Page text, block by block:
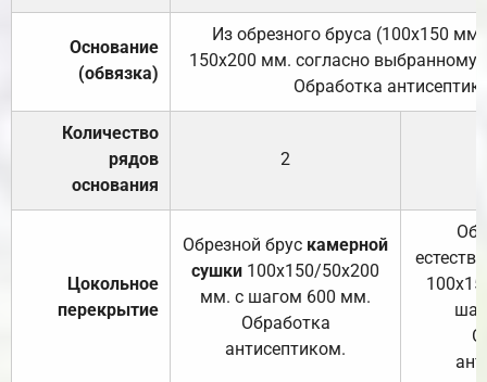
Основание
(обвязка)
Из обрезного бруса (100х150
150х200 мм. согласно выбранному
Обработка
Количество
рядов
основания
2
Цокольное
перекрытие
Обрезной брус камерной
сушки 100х150/50х200
мм. с шагом 600 мм.
Обработка
антисептиком.